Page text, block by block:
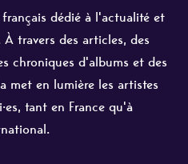
dédié à l'actualité et
travers des articles, des
chroniques d'albums et des
met en lumière les artistes
tant en France qu'à